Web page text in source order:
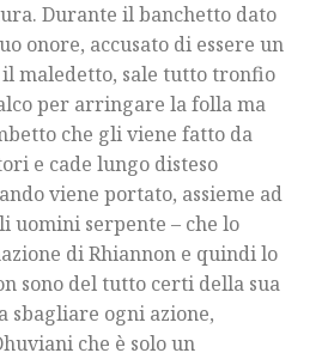
Durante il banchetto dato
onore, accusato di essere un
maledetto, sale tutto tronfio
per arringare la folla ma
che gli viene fatto da
e cade lungo disteso
viene portato, assieme ad
uomini serpente – che lo
di Rhiannon e quindi lo
sono del tutto certi della sua
sbagliare ogni azione,
che è solo un